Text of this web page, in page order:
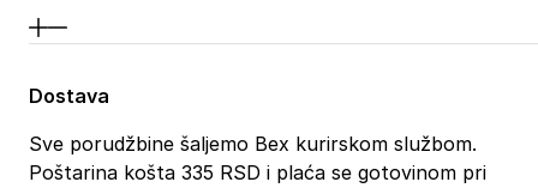
Dostava
Sve porudžbine šaljemo Bex kurirskom službom.
Poštarina košta 335 RSD i plaća se gotovinom pri